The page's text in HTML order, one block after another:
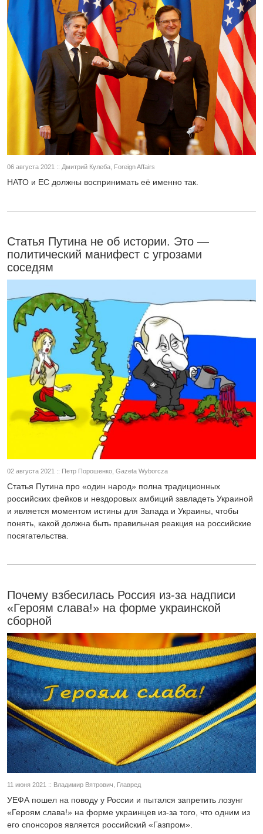
06 августа 2021 :: Дмитрий Кулеба, Foreign Affairs
НАТО и ЕС должны воспринимать её именно так.
Статья Путина не об истории. Это —
политический манифест с угрозами
соседям
02 августа 2021 :: Петр Порошенко, Gazeta Wyborcza
Статья Путина про «один народ» полна традиционных
российских фейков и нездоровых амбиций завладеть Украиной
и является моментом истины для Запада и Украины, чтобы
понять, какой должна быть правильная реакция на российские
посягательства.
Почему взбесилась Россия из-за надписи
«Героям слава!» на форме украинской
сборной
11 июня 2021 :: Владимир Вятрович, Главред
УЕФА пошел на поводу у России и пытался запретить лозунг
«Героям слава!» на форме украинцев из-за того, что одним из
его спонсоров является российский «Газпром».